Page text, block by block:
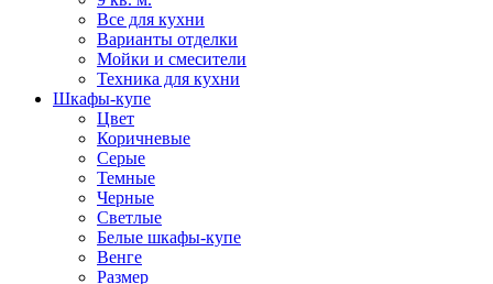
Все для кухни
Варианты отделки
Мойки и смесители
Техника для кухни
Шкафы-купе
Цвет
Коричневые
Серые
Темные
Черные
Светлые
Белые шкафы-купе
Венге
Размер